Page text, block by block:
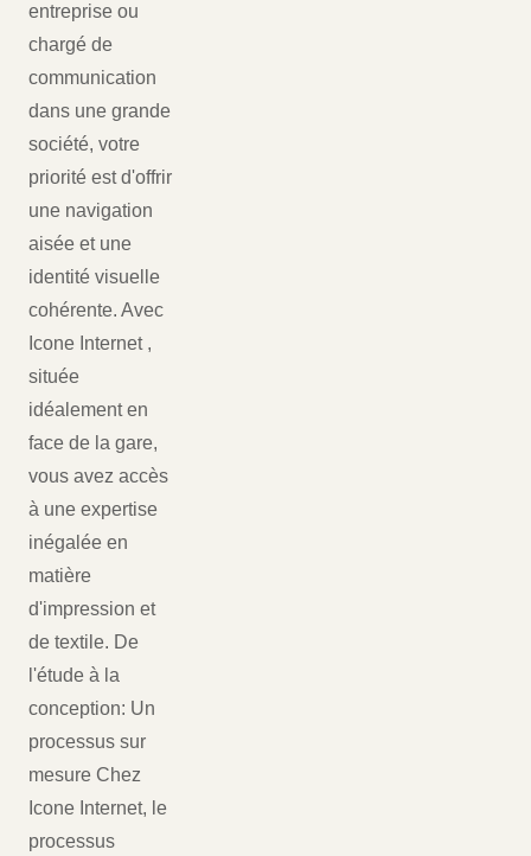
entreprise ou
chargé de
communication
dans une grande
société, votre
priorité est d'offrir
une navigation
aisée et une
identité visuelle
cohérente. Avec
Icone Internet ,
située
idéalement en
face de la gare,
vous avez accès
à une expertise
inégalée en
matière
d'impression et
de textile. De
l'étude à la
conception: Un
processus sur
mesure Chez
Icone Internet, le
processus